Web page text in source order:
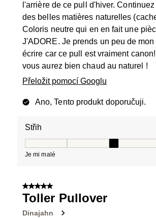
l'arrière de ce pull d'hiver.
des belles matières naturelles
Coloris neutre qui en en fait une
J'ADORE. Je prends un peu de mon
écrire car ce pull est vraiment
vous aurez bien chaud au naturel !
Přeložit pomocí Googlu
Ano, Tento produkt doporučuji.
Střih
Je mi malé
5 z 5 hvězdiček.
Toller Pullover
Dinajahn